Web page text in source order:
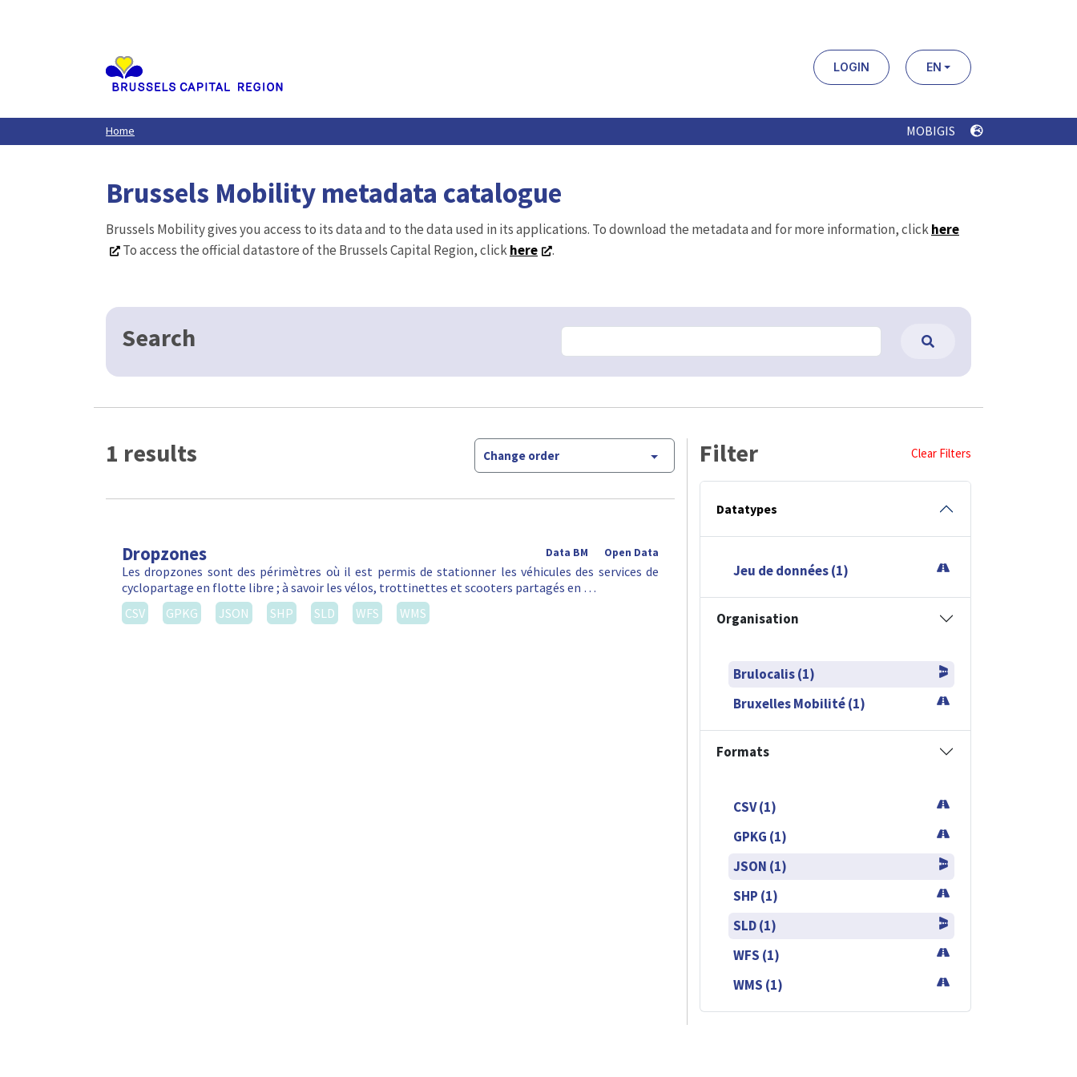
LOGIN EN
Home MOBIGIS
Brussels Mobility metadata catalogue
Brussels Mobility gives you access to its data and to the data used in its applications. To download the metadata and for more information, clickhere
To access the official datastore of the Brussels Capital Region, clickhere .
Search
1 results Change order
Dropzones Open Data
Data BM
Les dropzones sont des périmètres où il est permis de stationner les véhicules des services de
cyclopartage en flotte libre ; à savoir les vélos, trottinettes et scooters partagés en …
CSV
GPKG JSON SHP SLD WFS WMS
Filter Clear Filters
Datatypes
Jeu de données (1)
Organisation
Brulocalis (1)
Bruxelles Mobilité (1)
Formats
CSV (1)
GPKG (1)
JSON (1)
SHP (1)
SLD (1)
WFS (1)
WMS (1)